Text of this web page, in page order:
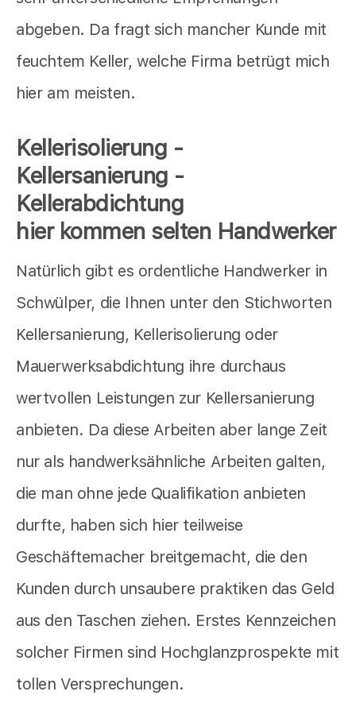
abgeben. Da fragt sich mancher Kunde mit
feuchtem Keller, welche Firma betrügt mich
hier am meisten.
Kellerisolierung -
Kellersanierung -
Kellerabdichtung
hier kommen selten Handwerker
Natürlich gibt es ordentliche Handwerker in
Schwülper, die Ihnen unter den Stichworten
Kellersanierung, Kellerisolierung oder
Mauerwerksabdichtung ihre durchaus
wertvollen Leistungen zur Kellersanierung
anbieten. Da diese Arbeiten aber lange Zeit
nur als handwerksähnliche Arbeiten galten,
die man ohne jede Qualifikation anbieten
durfte, haben sich hier teilweise
Geschäftemacher breitgemacht, die den
Kunden durch unsaubere praktiken das Geld
aus den Taschen ziehen. Erstes Kennzeichen
solcher Firmen sind Hochglanzprospekte mit
tollen Versprechungen.